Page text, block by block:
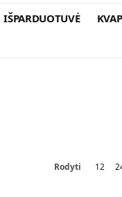
IŠPARDUOTUVĖ
Rodyti 12